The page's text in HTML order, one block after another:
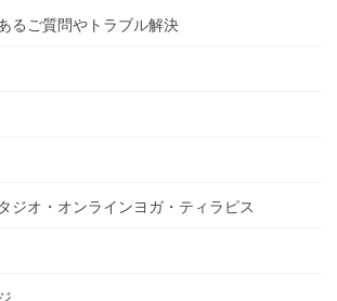
るご質問やトラブル解決
ジオ・オンラインヨガ・ティラピス